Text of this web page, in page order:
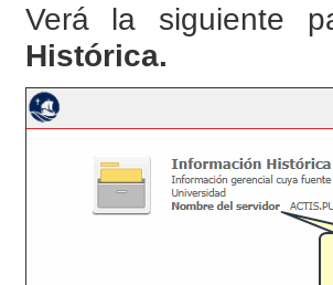
Verá la siguiente
Histórica.